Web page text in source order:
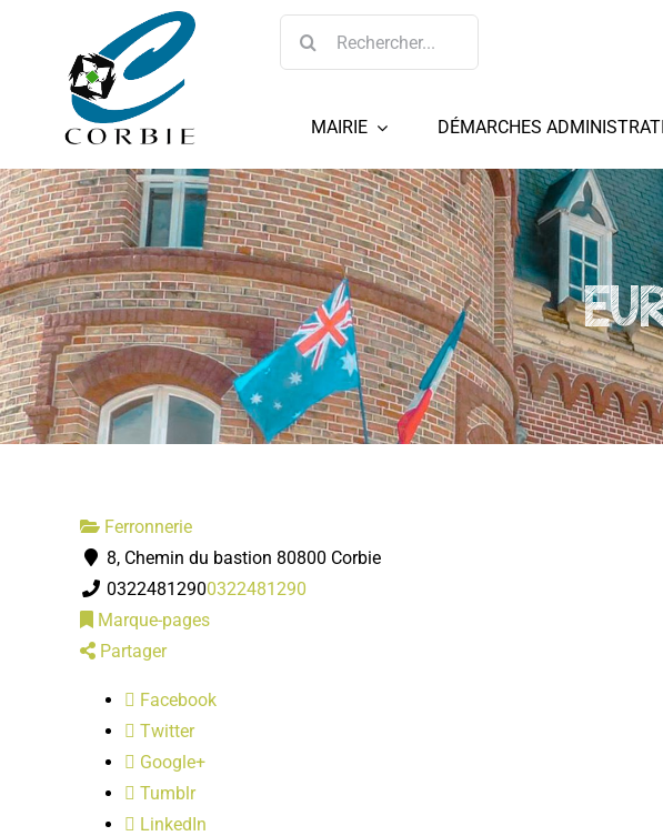
Rechercher:
MAIRIE DÉMARCHES
Ferronnerie
8, Chemin du bastion 80800 Corbie
03224812900322481290
Marque-pages
Partager
Facebook
Twitter
Google+
Tumblr
LinkedIn